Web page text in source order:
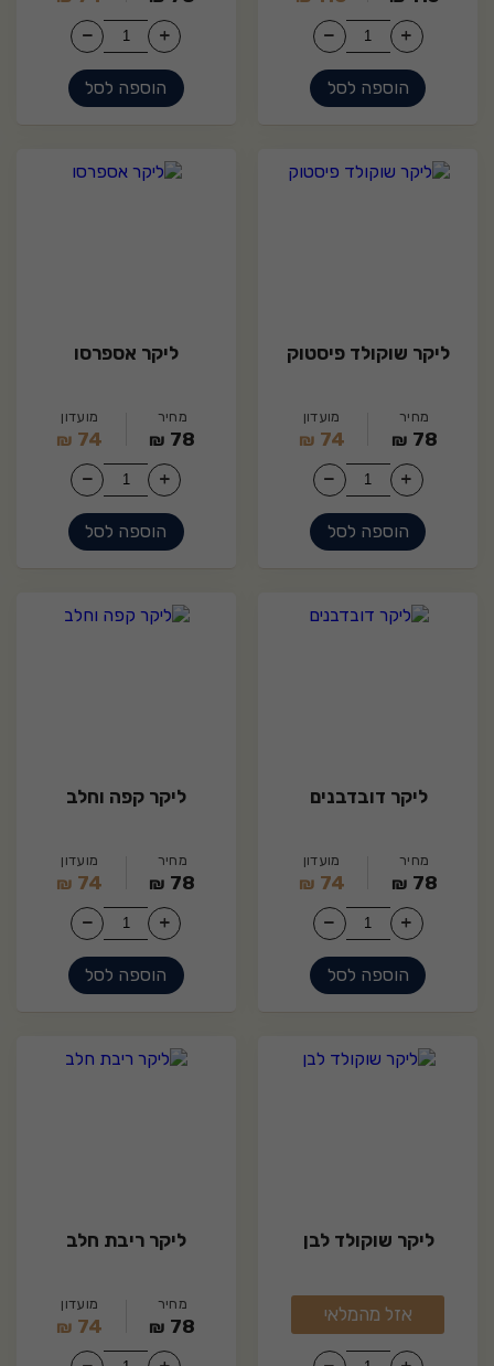
הוספה לסל הוספה לסל
ליקר שוקולד פיסטוק
מחיר
78
₪
מועדון
74
₪
הוספה לסל
ליקר אספרסו
מחיר
78
₪
מועדון
74
₪
הוספה לסל
ליקר דובדבנים
מחיר
78
₪
מועדון
74
₪
הוספה לסל
ליקר קפה וחלב
מחיר
78
₪
מועדון
74
₪
הוספה לסל
ליקר שוקולד לבן
מחיר
מועדון
74
אזל מהמלאי
ליקר ריבת חלב
מחיר
78
₪
מועדון
74
₪